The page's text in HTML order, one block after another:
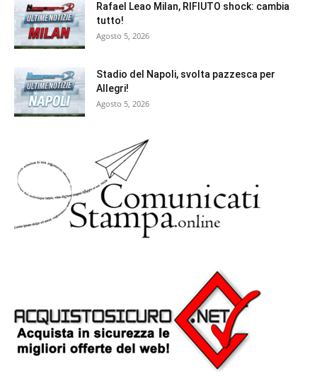
Rafael Leao Milan, RIFIUTO shock: cambia
tutto!
Agosto 5, 2026
Stadio del Napoli, svolta pazzesca per
Allegri!
Agosto 5, 2026